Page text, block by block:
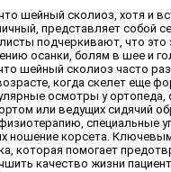
шейный сколиоз, хотя и
представляет собой
подчеркивают, что
осанки, болям в шее и
шейный сколиоз часто
когда скелет еще
осмотры у ортопеда,
или ведущих сидячий
специальные
ношение корсета.
которая помогает
качество жизни